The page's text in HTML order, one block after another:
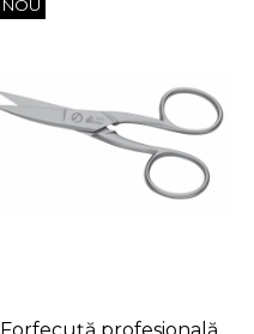
NOU
Forfecuță profesională